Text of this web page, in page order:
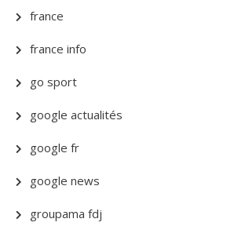
france
france info
go sport
google actualités
google fr
google news
groupama fdj